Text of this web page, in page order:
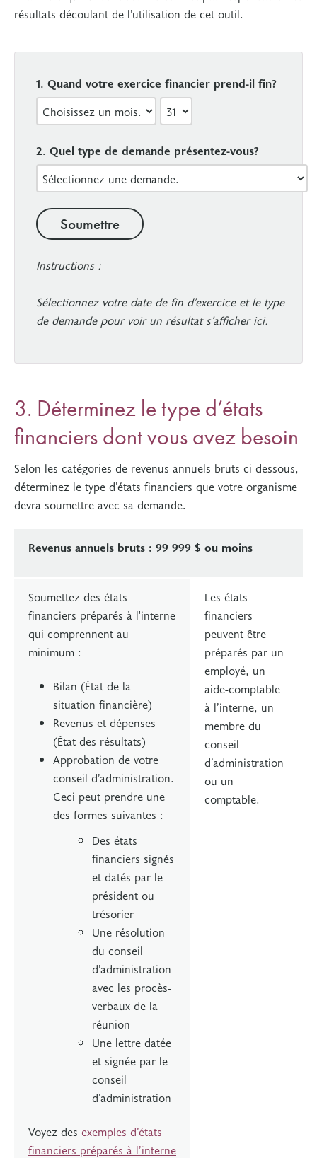
résultats découlant de l’utilisation de cet outil.
1. Quand votre exercice financier prend-il fin?
2. Quel type de demande présentez-vous?
Soumettre
Instructions :
Sélectionnez votre date de fin d’exercice et le type
de demande pour voir un résultat s’afficher ici.
3. Déterminez le type d’états
financiers dont vous avez besoin
Selon les catégories de revenus annuels bruts ci-dessous,
déterminez le type d’états financiers que votre organisme
devra soumettre avec sa demande.
Revenus annuels bruts : 99 999 $ ou moins
Soumettez des états
financiers préparés à l'interne
qui comprennent au
minimum :
Bilan (État de la
situation financière)
Revenus et dépenses
(État des résultats)
Approbation de votre
conseil d’administration.
Ceci peut prendre une
des formes suivantes :
Des états
financiers signés
et datés par le
président ou
trésorier
Une résolution
du conseil
d’administration
avec les procès-
verbaux de la
réunion
Une lettre datée
et signée par le
conseil
d’administration
Voyez des exemples d’états
financiers préparés à l’interne
Les états
financiers
peuvent être
préparés par un
employé, un
aide-comptable
à l’interne, un
membre du
conseil
d’administration
ou un
comptable.